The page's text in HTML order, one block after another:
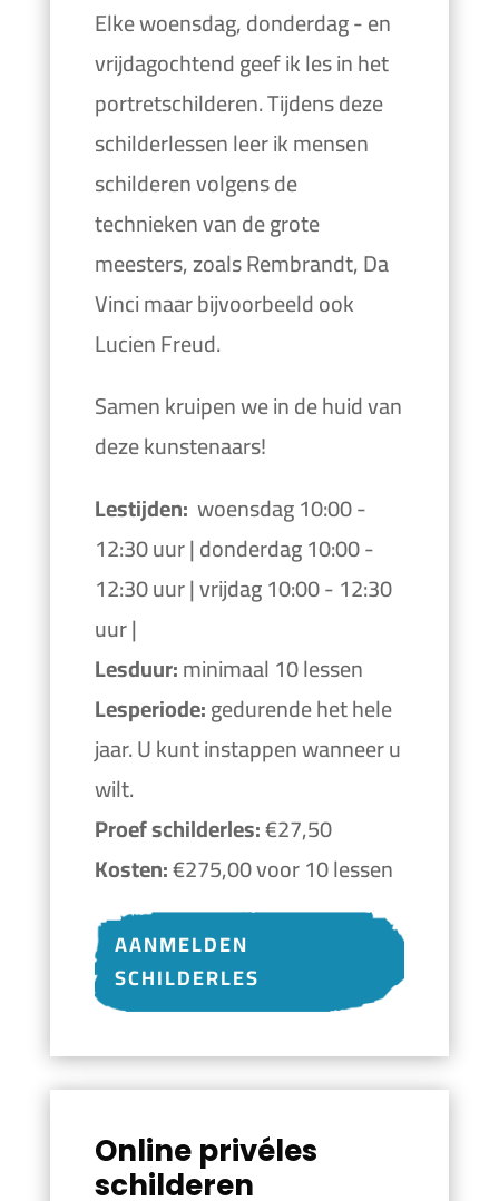
Elke woensdag, donderdag - en
vrijdagochtend geef ik les in het
portretschilderen. Tijdens deze
schilderlessen leer ik mensen
schilderen volgens de
technieken van de grote
meesters, zoals Rembrandt, Da
Vinci maar bijvoorbeeld ook
Lucien Freud.
Samen kruipen we in de huid van
deze kunstenaars!
Lestijden: woensdag 10:00 -
12:30 uur | donderdag 10:00 -
12:30 uur | vrijdag 10:00 - 12:30
uur |
Lesduur:minimaal 10 lessen
Lesperiode:gedurende het hele
jaar. U kunt instappen wanneer u
wilt.
Proef schilderles:€27,50
Kosten:€275,00 voor 10 lessen
AANMELDEN
SCHILDERLES
Online privéles
schilderen